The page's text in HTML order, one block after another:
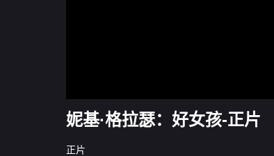
妮基·格拉瑟：好女孩-正片
正片